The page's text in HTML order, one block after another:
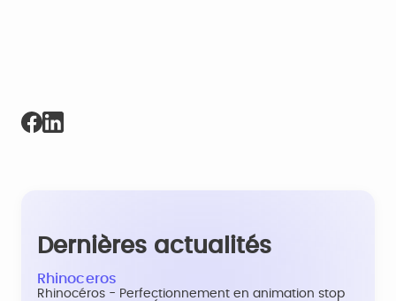
Dernières actualités
Rhinoceros
Rhinocéros - Perfectionnement en animation stop